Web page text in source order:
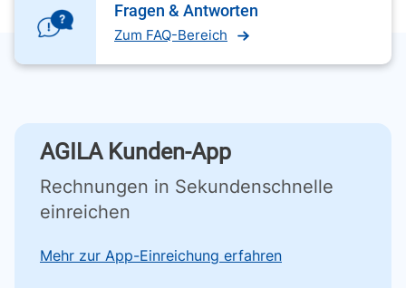
Fragen & Antworten
Zum FAQ-Bereich
AGILA Kunden-App
Rechnungen in Sekundenschnelle
einreichen
Mehr zur App-Einreichung erfahren